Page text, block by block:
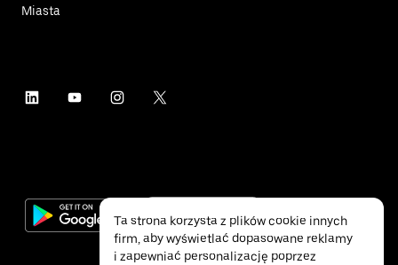
Miasta
Ta strona korzysta z plików cookie innych
firm, aby wyświetlać dopasowane reklamy
i zapewniać personalizację poprzez